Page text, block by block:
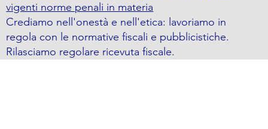
vigenti norme penali in materia
Crediamo nell'onestà e nell'etica: lavoriamo in
regola con le normative fiscali e pubblicistiche.
Rilasciamo regolare ricevuta fiscale.